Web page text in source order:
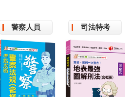
技術／警察
特考／警二
技／消佐
班）
類特考)
警察人員 司法特考